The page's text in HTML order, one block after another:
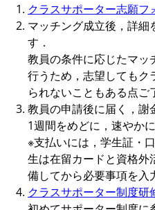
クラスサポーター志願フ
マッチング成立後，詳細
す．
教員の条件に応じたマッ
行うため，志望してもク
られないこともある点ご
教員の申請後に届く，謝
1週間をめどに，速やか
※支払いには，学生証・
生は在留カードと資格外
備してから必要事項を入
クラスサポーター制度研